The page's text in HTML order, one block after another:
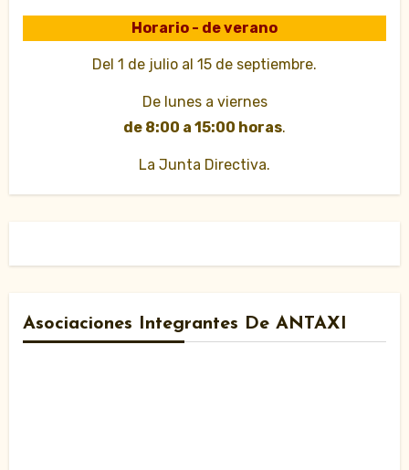
Horario - de verano
Del 1 de julio al 15 de septiembre.
De lunes a viernes
de 8:00 a 15:00 horas.
La Junta Directiva.
Asociaciones Integrantes De ANTAXI